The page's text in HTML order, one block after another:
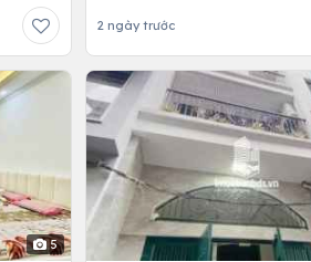
2 ngày trước
5